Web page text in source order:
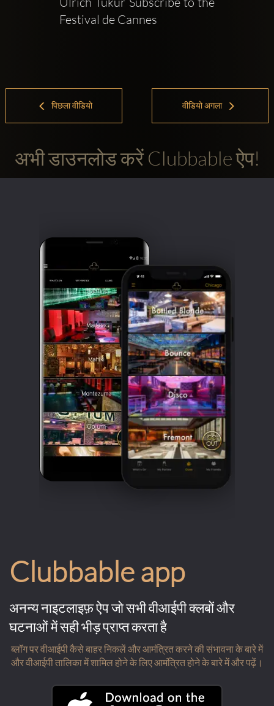
Festival de Cannes
पिछला वीडियो वीडियो अगला
अभी डाउनलोड करें Clubbable ऐप!
Clubbable app
अनन्य नाइटलाइफ़ ऐप जो सभी वीआईपी क्लबों और
घटनाओं में सही भीड़ प्राप्त करता है
ब्लॉग पर वीआईपी कैसे बाहर निकलें और आमंत्रित करने की संभावना के बारे में
और वीआईपी तालिका में शामिल होने के लिए आमंत्रित होने के बारे में और पढ़ें।